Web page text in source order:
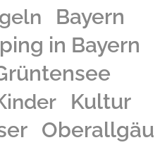
der idyllische, großzügige Camping-
und Wintercamping geeignet.
Bayern
in Bayern
Kultur
Oberallgäu